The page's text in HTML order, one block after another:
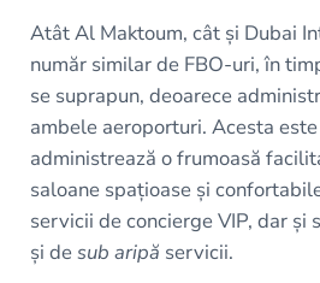
Atât Al Maktoum, cât și Dubai
număr similar de FBO-uri, în
se suprapun, deoarece
ambele aeroporturi. Acesta
administrează o frumoasă
saloane spațioase și
servicii de concierge VIP, dar și
și desub aripă servicii.